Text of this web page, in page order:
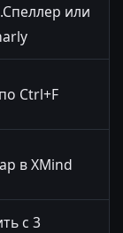
или
Ctrl+F
в XMind
с 3